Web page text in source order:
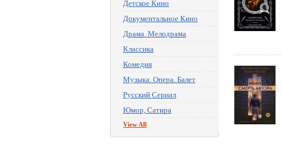
Детское Кино
Документальное Кино
Драма. Мелодрама
Классика
Комедия
Музыка. Опера. Балет
Русский Сериал
Юмор, Сатира
View All